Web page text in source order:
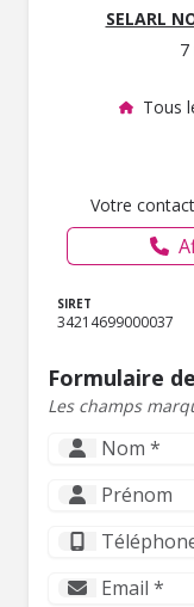
SELARL
7
Tous
Votre
SIRET
34214699000037
Formulaire
Les champs